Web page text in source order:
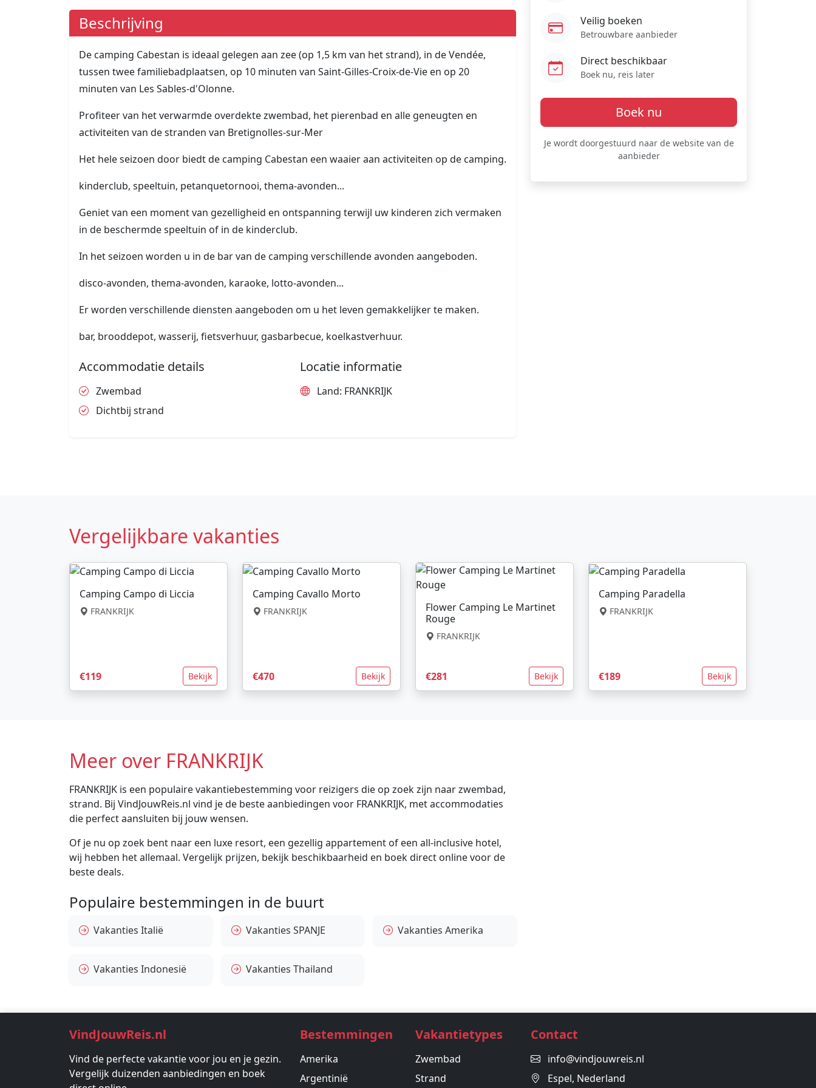
Beschrijving
De camping Cabestan is ideaal gelegen aan zee (op 1,5 km van het strand), in de Vendée,
tussen twee familiebadplaatsen, op 10 minuten van Saint-Gilles-Croix-de-Vie en op 20
minuten van Les Sables-d'Olonne.
Profiteer van het verwarmde overdekte zwembad, het pierenbad en alle geneugten en
activiteiten van de stranden van Bretignolles-sur-Mer
Het hele seizoen door biedt de camping Cabestan een waaier aan activiteiten op de camping.
kinderclub, speeltuin, petanquetornooi, thema-avonden...
Geniet van een moment van gezelligheid en ontspanning terwijl uw kinderen zich vermaken
in de beschermde speeltuin of in de kinderclub.
In het seizoen worden u in de bar van de camping verschillende avonden aangeboden.
disco-avonden, thema-avonden, karaoke, lotto-avonden...
Er worden verschillende diensten aangeboden om u het leven gemakkelijker te maken.
bar, brooddepot, wasserij, fietsverhuur, gasbarbecue, koelkastverhuur.
Accommodatie details
Zwembad
Dichtbij strand
Locatie informatie
Land: FRANKRIJK
Veilig boeken
Betrouwbare aanbieder
Direct beschikbaar
Boek nu, reis later
Boek nu
Je wordt doorgestuurd naar de website van de
aanbieder
Vergelijkbare vakanties
Camping Campo di Liccia
FRANKRIJK
€119 Bekijk
Camping Cavallo Morto
FRANKRIJK
€470 Bekijk
Flower Camping Le Martinet
Rouge
FRANKRIJK
€281 Bekijk
Camping Paradella
FRANKRIJK
€189 Bekijk
Meer over FRANKRIJK
FRANKRIJK is een populaire vakantiebestemming voor reizigers die op zoek zijn naar zwembad,
strand. Bij VindJouwReis.nl vind je de beste aanbiedingen voor FRANKRIJK, met accommodaties
die perfect aansluiten bij jouw wensen.
Of je nu op zoek bent naar een luxe resort, een gezellig appartement of een all-inclusive hotel,
wij hebben het allemaal. Vergelijk prijzen, bekijk beschikbaarheid en boek direct online voor de
beste deals.
Populaire bestemmingen in de buurt
Vakanties Italië Vakanties SPANJE Vakanties Amerika
Vakanties Indonesië Vakanties Thailand
VindJouwReis.nl
Vind de perfecte vakantie voor jou en je gezin.
Vergelijk duizenden aanbiedingen en boek
Bestemmingen
Amerika
Argentinië
Vakantietypes
Zwembad
Strand
Contact
info@vindjouwreis.nl
Espel, Nederland